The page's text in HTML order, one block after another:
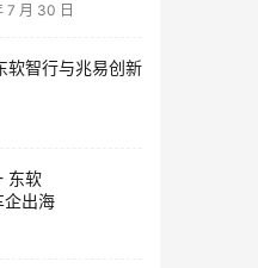
7 月 30 日
软智行与兆易创新
东软
企出海